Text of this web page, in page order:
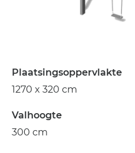
Plaatsingsoppervlakte
1270 x 320 cm
Valhoogte
300 cm